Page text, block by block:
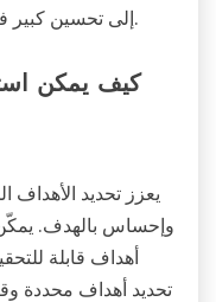
إلى تحسين كبير في الرفاهية العقلية والأداء للرياضيين.
كيف يمكن
يعزز تحديد
وإحساس بالهدف.
أهداف قابلة
تحديد أهداف محددة